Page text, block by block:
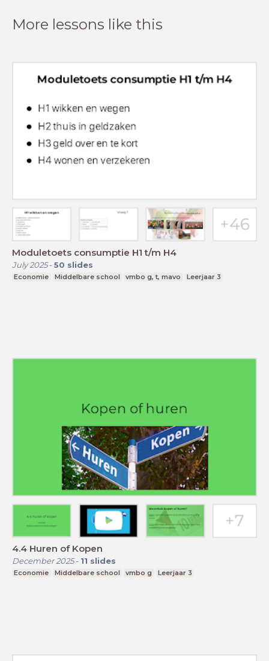
More lessons like this
Moduletoets consumptie H1 t/m H4
July 2025- 50 slides
Economie Middelbare school vmbo g, t, mavo Leerjaar 3
4.4 Huren of Kopen
December 2025- 11 slides
Economie Middelbare school vmbo g Leerjaar 3